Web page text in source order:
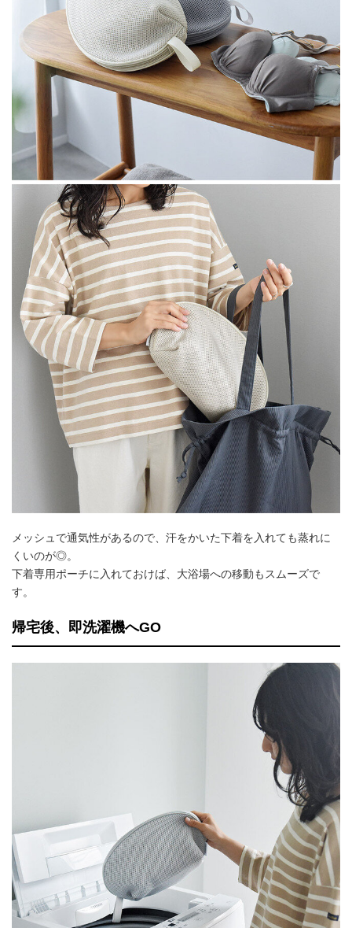
メッシュで通気性があるので、汗をかいた下着を入れても蒸れに
くいのが◎。
下着専用ポーチに入れておけば、大浴場への移動もスムーズで
す。
帰宅後、即洗濯機へGO